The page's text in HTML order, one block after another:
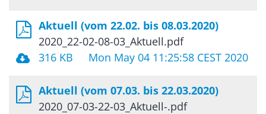
Aktuell (vom 22.02. bis 08.03.2020)
2020_22-02-08-03_Aktuell.pdf
316 KB
Mon May 04 11:25:58 CEST 2020
Aktuell (vom 07.03. bis 22.03.2020)
2020_07-03-22-03_Aktuell-.pdf